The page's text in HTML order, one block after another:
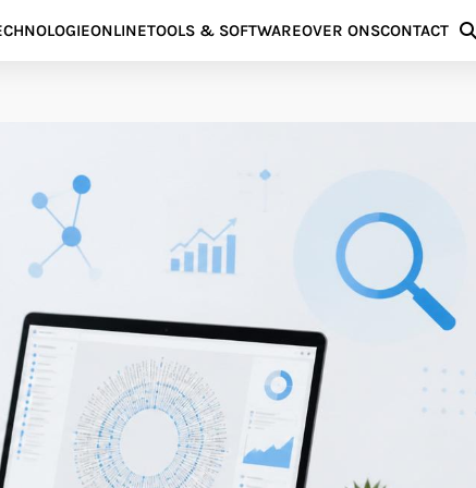
ONLINETOOLS & SOFTWAREOVER ONSCONTACT